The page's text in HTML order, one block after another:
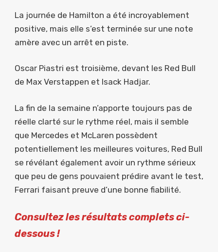
La journée de Hamilton a été incroyablement
positive, mais elle s’est terminée sur une note
amère avec un arrêt en piste.
Oscar Piastri est troisième, devant les Red Bull
de Max Verstappen et Isack Hadjar.
La fin de la semaine n’apporte toujours pas de
réelle clarté sur le rythme réel, mais il semble
que Mercedes et McLaren possèdent
potentiellement les meilleures voitures, Red Bull
se révélant également avoir un rythme sérieux
que peu de gens pouvaient prédire avant le test,
Ferrari faisant preuve d’une bonne fiabilité.
Consultez les résultats complets ci-
dessous !